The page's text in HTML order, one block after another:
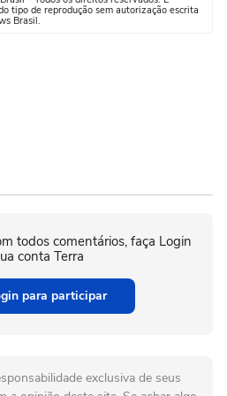
tipo de reprodução sem autorização escrita
Brasil.
todos comentários, faça Login
conta Terra
para participar
exclusiva de seus